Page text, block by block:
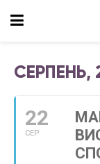
СЕРПЕНЬ,
22
СЕР